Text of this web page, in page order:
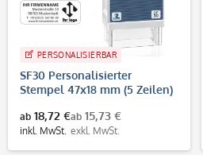
PERSONALISIERBAR
SF30 Personalisierter
Stempel 47x18 mm (5 Zeilen)
ab 18,72 €
inkl. MwSt.
ab 15,73 €
exkl. MwSt.